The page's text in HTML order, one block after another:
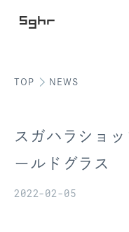
ショッピング
TOP NEWS
スガハラショ
ールドグラス
2022-02-05